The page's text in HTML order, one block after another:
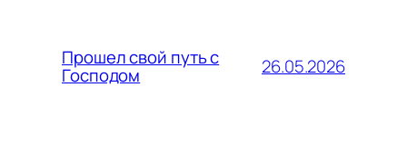
Прошел свой путь с
Господом 26.05.2026